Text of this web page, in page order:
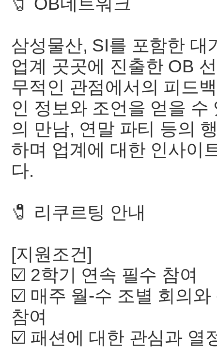
삼성물산, SI를 포함한 대
업계 곳곳에 진출한 OB
무적인 관점에서의 피드
인 정보와 조언을 얻을
의 만남, 연말 파티 등의
하며 업계에 대한 인사이
다.
🧷 리쿠르팅 안내
[지원조건]
☑️ 2학기 연속 필수 참여
☑️ 매주 월-수 조별 회의
참여
☑️ 패션에 대한 관심과 열